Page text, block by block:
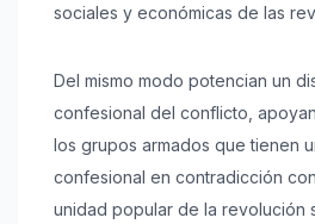
sociales y económicas de las
Del mismo modo potencian un
confesional del conflicto,
los grupos armados que tienen
confesional en contradicción
unidad popular de la revolución